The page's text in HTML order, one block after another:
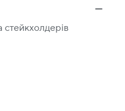
стейкхолдерів